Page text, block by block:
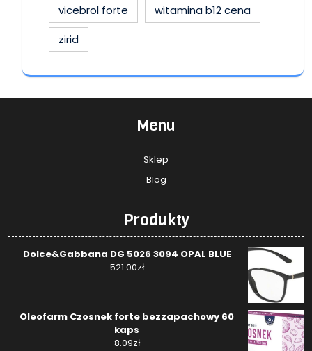
vicebrol forte
witamina b12 cena
zirid
Menu
Sklep
Blog
Produkty
Dolce&Gabbana DG 5026 3094 OPAL BLUE
521.00zł
Oleofarm Czosnek forte bezzapachowy 60
kaps
8.09zł